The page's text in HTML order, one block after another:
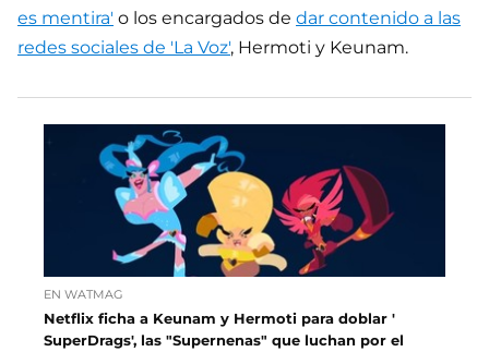
es mentira' o los encargados de dar contenido a las
redes sociales de 'La Voz', Hermoti y Keunam.
EN WATMAG
Netflix ficha a Keunam y Hermoti para doblar '
SuperDrags', las "Supernenas" que luchan por el